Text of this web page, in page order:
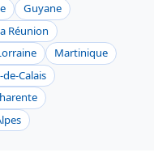
Guyane
Réunion
Martinique
Calais